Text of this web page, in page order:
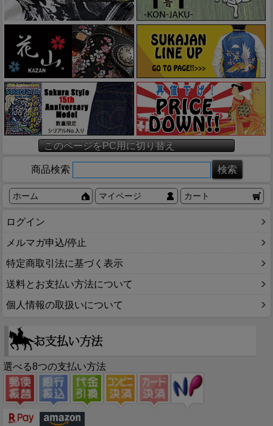
このページをPC用に切り替え
商品検索
ホーム マイページ カート
ログイン
メルマガ申込/停止
特定商取引法に基づく表示
送料とお支払い方法について
個人情報の取扱いについて
選べる8つの支払い方法